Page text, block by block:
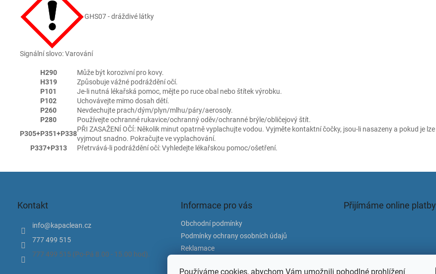
Používáme cookies, abychom Vám umožnili pohodlné prohlížení
GHS07 - dráždivé látky
Signální slovo: Varování
H290
Může být korozivní pro kovy.
H319
Způsobuje vážné podráždění očí.
P101
Je-li nutná lékařská pomoc, mějte po ruce obal nebo štítek výrobku.
P102
Uchovávejte mimo dosah dětí.
P260
Nevdechujte prach/dým/plyn/mlhu/páry/aerosoly.
P280
Používejte ochranné rukavice/ochranný oděv/ochranné brýle/obličejový štít.
P305+P351+P338
PŘI ZASAŽENÍ OČÍ: Několik minut opatrně vyplachujte vodou. Vyjměte kontaktní čočky, jsou-li nasazeny a pokud je lze
vyjmout snadno. Pokračujte ve vyplachování.
P337+P313
Přetrvává-li podráždění očí: Vyhledejte lékařskou pomoc/ošetření.
Kontakt
info@kapaclean.cz
777 499 515
777 499 515 (Po-Pá 8.00 - 15.00 hod).
Informace pro vás
Obchodní podmínky
Podmínky ochrany osobních údajů
Reklamace
Přijímáme online platby